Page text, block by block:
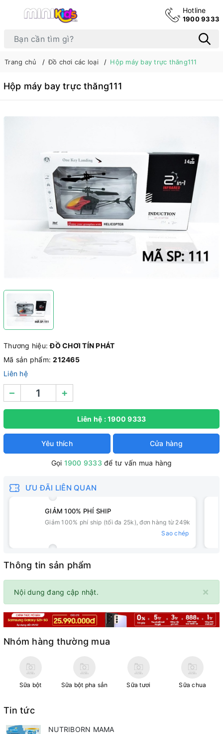
Hotline
1900 9333
Trang chủ Đồ chơi các loại Hộp máy bay trực thăng111
Hộp máy bay trực thăng111
Thương hiệu:ĐỒ CHƠI TÍN PHÁT
Mã sản phẩm:212465
Liên hệ
– +
Liên hệ : 1900 9333
Yêu thích Cửa hàng
Gọi 1900 9333 để tư vấn mua hàng
ƯU ĐÃI LIÊN QUAN
GIẢM 100% PHÍ SHIP
Giảm 100% phí ship (tối đa 25k), đơn hàng từ 249k
Sao chép
Thông tin sản phẩm
×
Nội dung đang cập nhật.
Nhóm hàng thường mua
Sữa bột Sữa bột pha sẳn Sữa tươi Sữa chua
Tin tức
NUTRIBORN MAMA